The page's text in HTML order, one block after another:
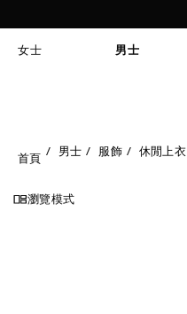
女士 男士
首頁
男士 服飾 休閒上衣
瀏覽模式